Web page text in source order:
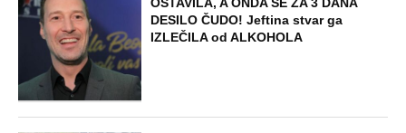
DESILO ČUDO! Jeftina stvar ga
IZLEČILA od ALKOHOLA